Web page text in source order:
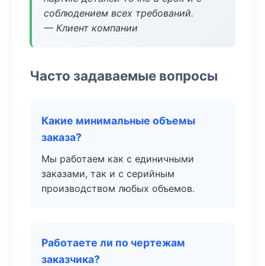
соблюдением всех требований.
— Клиент компании
Часто задаваемые вопросы
Какие минимальные объемы
заказа?
Мы работаем как с единичными
заказами, так и с серийным
производством любых объемов.
Работаете ли по чертежам
заказчика?